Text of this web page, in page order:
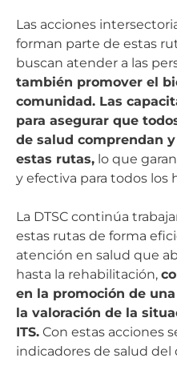
Las acciones
forman parte de estas
buscan atender a las
también promover el
comunidad. Las
para asegurar que
de salud comprendan
estas rutas, lo que
y efectiva para todos los
La DTSC continúa
estas rutas de forma
atención en salud que
hasta la rehabilitación,
en la promoción de
la valoración de la
ITS. Con estas acciones
indicadores de salud